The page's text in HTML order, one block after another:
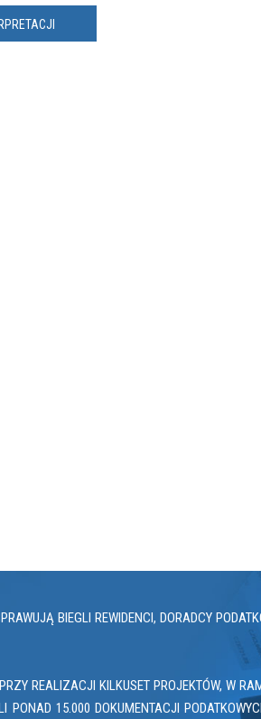
BIEGLI REWIDENCI, DORADCY
REALIZACJI KILKUSET PROJEKTÓW, W
PONAD 15.000 DOKUMENTACJI